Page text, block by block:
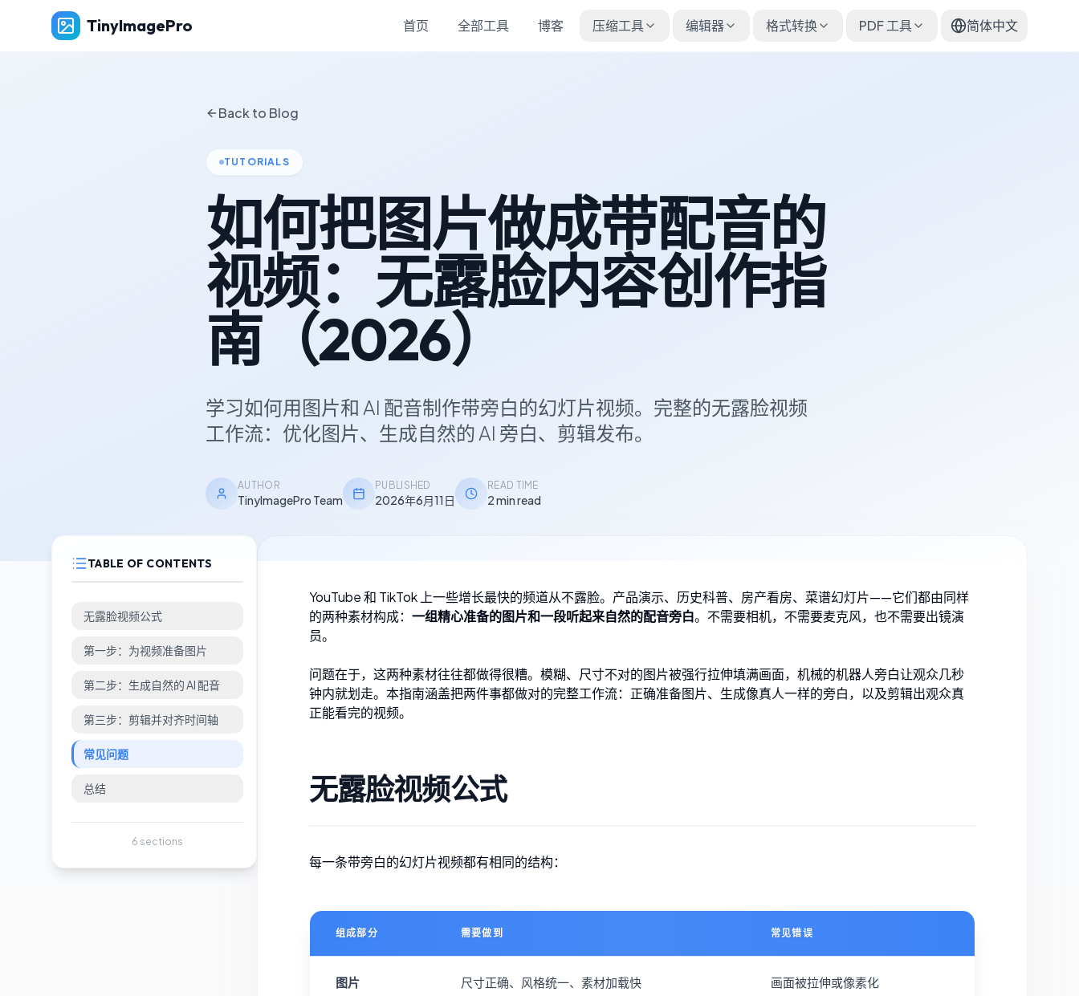
TinyImagePro 首页 全部工具 博客 压缩工具 编辑器 格式转换 PDF 工具 简体中文
Back to Blog
TUTORIALS
如何把图片做成带配音的
视频：无露脸内容创作指
南（2026）
学习如何用图片和 AI 配音制作带旁白的幻灯片视频。完整的无露脸视频
工作流：优化图片、生成自然的 AI 旁白、剪辑发布。
AUTHOR
TinyImagePro Team
PUBLISHED
2026年6月11日
READ TIME
2 min read
TABLE OF CONTENTS
无露脸视频公式
第一步：为视频准备图片
第二步：生成自然的 AI 配音
第三步：剪辑并对齐时间轴
常见问题
总结
6 sections
YouTube 和 TikTok 上一些增长最快的频道从不露脸。产品演示、历史科普、房产看房、菜谱幻灯片——它们都由同样
的两种素材构成： 一组精心准备的图片和一段听起来自然的配音旁白。不需要相机，不需要麦克风，也不需要出镜演
员。
问题在于，这两种素材往往都做得很糟。模糊、尺寸不对的图片被强行拉伸填满画面，机械的机器人旁白让观众几秒
钟内就划走。本指南涵盖把两件事都做对的完整工作流：正确准备图片、生成像真人一样的旁白，以及剪辑出观众真
正能看完的视频。
无露脸视频公式
每一条带旁白的幻灯片视频都有相同的结构：
组成部分 需要做到 常见错误
图片 尺寸正确、风格统一、素材加载快 画面被拉伸或像素化